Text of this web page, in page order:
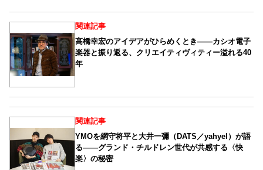
関連記事
高橋幸宏のアイデアがひらめくとき――カシオ電子
楽器と振り返る、クリエイティヴィティー溢れる40
年
関連記事
YMOを網守将平と大井一彌（DATS／yahyel）が語
る――グランド・チルドレン世代が共感する〈快
楽〉の秘密